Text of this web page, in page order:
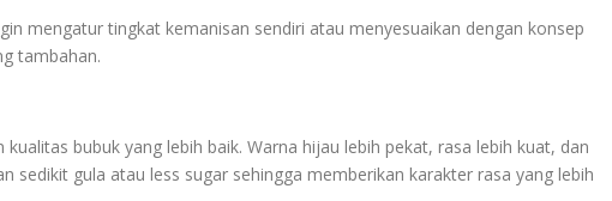
mengatur tingkat kemanisan sendiri atau menyesuaikan dengan konsep
tambahan.
bubuk yang lebih baik. Warna hijau lebih pekat, rasa lebih kuat, dan
sedikit gula atau less sugar sehingga memberikan karakter rasa yang lebih